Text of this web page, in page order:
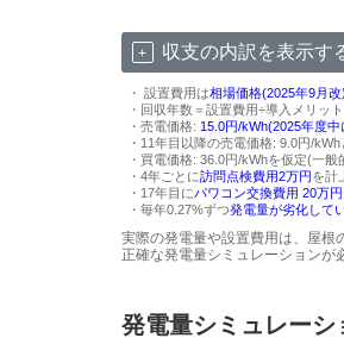
収支の内訳を表示す
・ 設置費用は相場価格(2025年9月改
・回収年数＝設置費用÷導入メリット
・売電価格: 15.0円/kWh(2025年度
・11年目以降の売電価格: 9.0円/kWh
・買電価格: 36.0円/kWhを仮定(一
・4年ごとに訪問点検費用2万円を計
・17年目にパワコン交換費用 20万円
・毎年0.27%ずつ発電量が劣化して
実際の発電量や設置費用は、屋根
正確な発電量シミュレーションが
発電量シミュレーシ